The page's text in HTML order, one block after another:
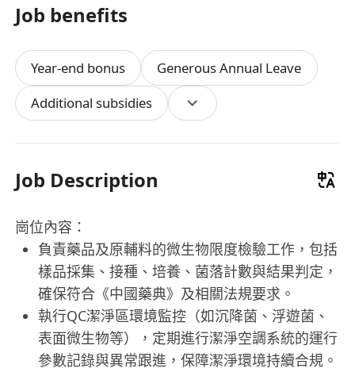
Job benefits
Year-end bonus
Generous Annual Leave
Additional subsidies
Job Description
崗位內容：
負責藥品及原輔料的微生物限度檢驗工作，包括
樣品採集、接種、培養、菌落計數與結果判定，
確保符合《中國藥典》及相關法規要求。
執行QC潔淨區環境監控（如沉降菌、浮遊菌、
表面微生物等），定期進行潔淨空調系統的運行
參數記錄與異常跟進，保障潔淨環境持續合規。